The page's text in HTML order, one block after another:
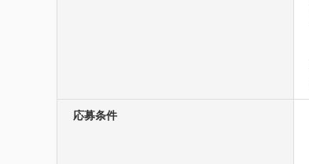
応募条件